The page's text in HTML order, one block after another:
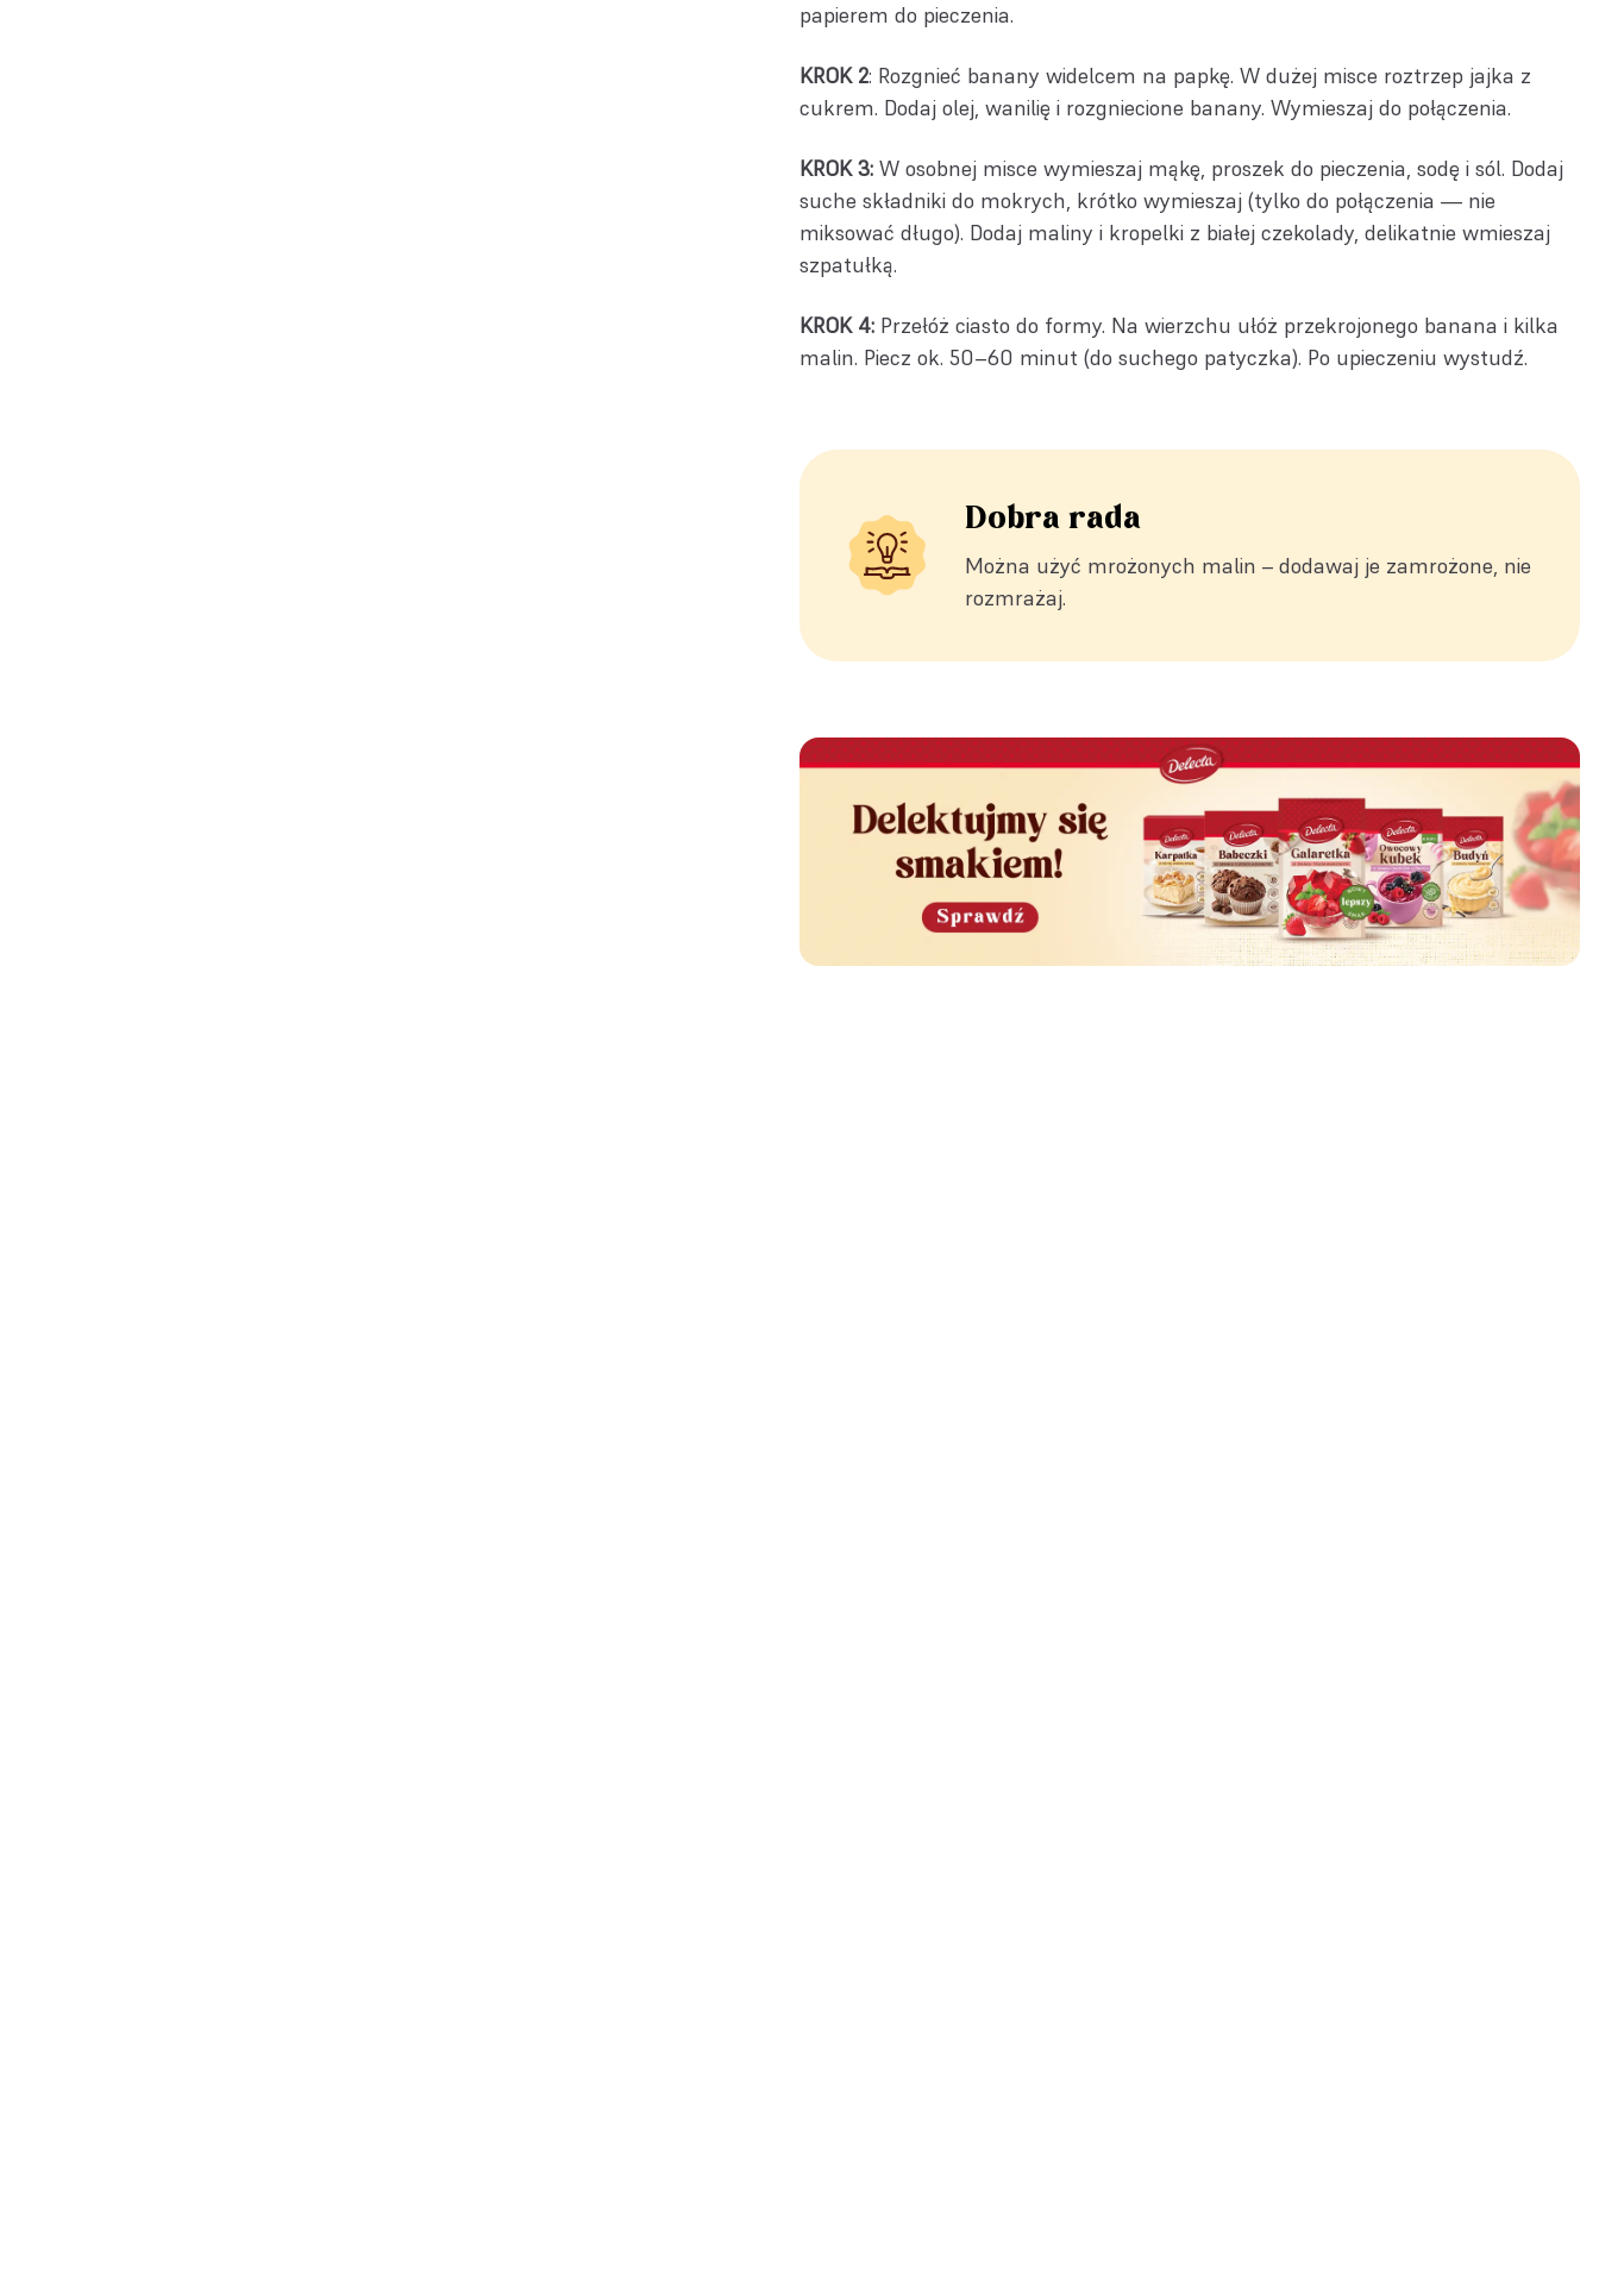
papierem do pieczenia.
KROK 2: Rozgnieć banany widelcem na papkę. W dużej misce roztrzep jajka z
cukrem. Dodaj olej, wanilię i rozgniecione banany. Wymieszaj do połączenia.
KROK 3: W osobnej misce wymieszaj mąkę, proszek do pieczenia, sodę i sól. Dodaj
suche składniki do mokrych, krótko wymieszaj (tylko do połączenia — nie
miksować długo). Dodaj maliny i kropelki z białej czekolady, delikatnie wmieszaj
szpatułką.
KROK 4: Przełóż ciasto do formy. Na wierzchu ułóż przekrojonego banana i kilka
malin. Piecz ok. 50–60 minut (do suchego patyczka). Po upieczeniu wystudź.
Dobra rada
Można użyć mrożonych malin – dodawaj je zamrożone, nie
rozmrażaj.